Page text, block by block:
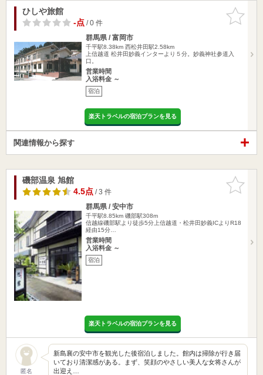
お気に入
りに追加
ひしや旅館
-点/ 0 件
群馬県 / 富岡市
千平駅8.38km 西松井田駅2.58km
上信越道 松井田妙義インターより５分。妙義神社参道入
口。
営業時間
入浴料金 ～
宿泊
楽天トラベルの宿泊プランを見る
関連情報から探す
お気に入
りに追加
磯部温泉 旭館
4.5点/ 3 件
群馬県 / 安中市
千平駅8.85km 磯部駅308m
信越線磯部駅より徒歩5分上信越道・松井田妙義ICよりR18
経由15分…
営業時間
入浴料金 ～
宿泊
楽天トラベルの宿泊プランを見る
匿名
新島襄の安中市を観光した後宿泊しました。館内は掃除が行き届
いており清潔感がある。まず、笑顔のやさしい美人な女将さんが
出迎え…